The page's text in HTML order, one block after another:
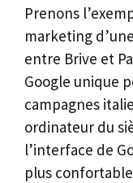
Prenons
marketing
entre Brive et
Google unique
campagnes
ordinateur du
l’interface de
plus